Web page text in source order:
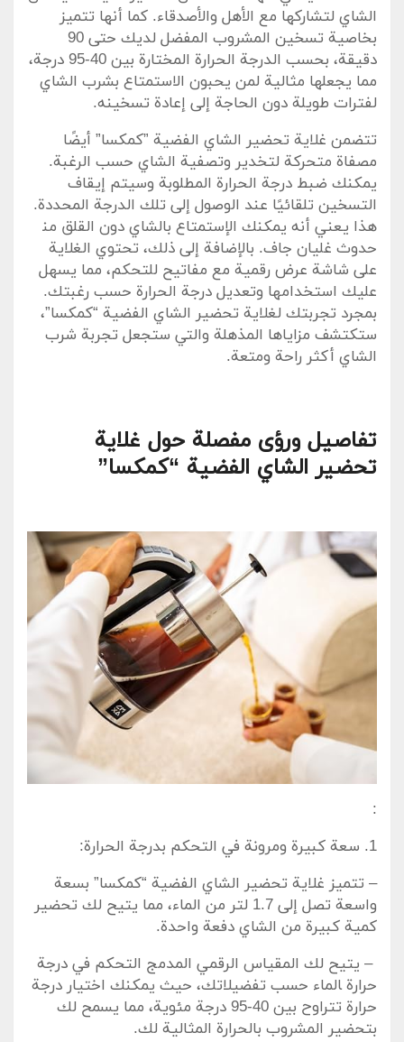
الشاي لتشاركها مع⁣ الأهل ‌والأصدقاء. كما أنها تتميز ​
بخاصية تسخين المشروب المفضل​ لديك​ حتى 90
دقيقة، بحسب الدرجة ⁣الحرارة المختارة بين⁣ 40-95 درجة،
مما يجعلها مثالية لمن يحبون الاستمتاع بشرب ⁢الشاي
لفترات طويلة دون الحاجة إلى إعادة تسخينه.
تتضمن غلاية تحضير الشاي الفضية ‌”كمكسا” ​أيضًا⁢
مصفاة متحركة لتخدير وتصفية الشاي حسب الرغبة.
يمكنك ⁣ضبط درجة الحرارة المطلوبة وسيتم إيقاف
التسخين تلقائيًا ⁢عند الوصول إلى تلك الدرجة المحددة.
هذا يعني أنه يمكنك الإستمتاع بالشاي دون ‌القلق من‍
حدوث غليان جاف. بالإضافة إلى ذلك، تحتوي الغلاية
على شاشة⁣ عرض رقمية مع مفاتيح للتحكم، مما يسهل
عليك‌ استخدامها وتعديل درجة الحرارة حسب رغبتك.
بمجرد تجربتك لغلاية تحضير الشاي الفضية “كمكسا”،
ستكتشف مزاياها المذهلة والتي ستجعل تجربة شرب
الشاي أكثر راحة ومتعة.
تفاصيل ورؤى⁣ مفصلة حول غلاية‍
تحضير الشاي الفضية‌ “كمكسا”
:
1. سعة كبيرة ومرونة في التحكم⁣ بدرجة الحرارة:
– ⁢تتميز غلاية تحضير الشاي الفضية “كمكسا” بسعة‌
واسعة تصل ⁣إلى ​1.7 ​لتر من الماء، ⁤مما يتيح لك تحضير
كمية كبيرة من الشاي دفعة واحدة.
​ – يتيح لك المقياس الرقمي المدمج التحكم في درجة
حرارة ‍الماء‍ حسب تفضيلاتك، حيث يمكنك اختيار درجة
حرارة تتراوح بين 40-95 درجة مئوية، مما يسمح لك
بتحضير المشروب بالحرارة المثالية‌ لك.